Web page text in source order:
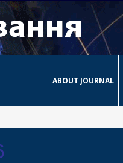
ABOUT JOURNAL